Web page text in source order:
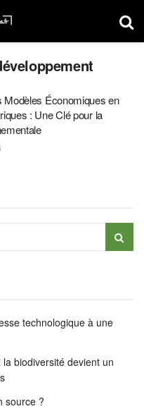
Modèles Économiques en
: Une Clé pour la
technologique à une
biodiversité devient un
source ?